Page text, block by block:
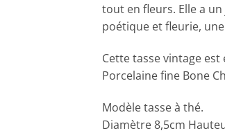
tout en fleurs. Elle a
poétique et fleurie,
Cette tasse vintage
Porcelaine fine Bone
Modèle tasse à thé.
Diamètre 8,5cm